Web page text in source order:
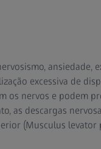
ansiedade,
excessiva de
os nervos e podem
as descargas
(Musculus